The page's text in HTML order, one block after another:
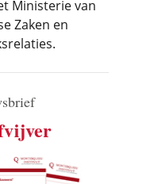
Ministerie van
Zaken en